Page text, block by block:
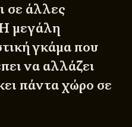
σε άλλες
Η μεγάλη
γκάμα που
να αλλάζει
πάντα χώρο σε